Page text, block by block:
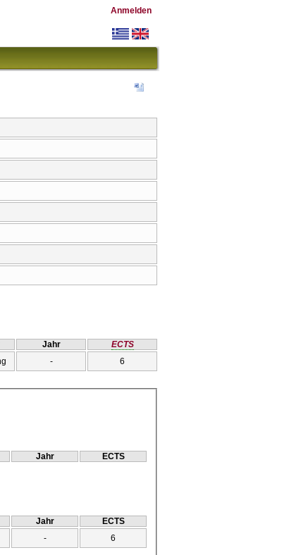
Anmelden
Jahr
ECTS
- 6
Jahr ECTS
Jahr
ECTS
- 6